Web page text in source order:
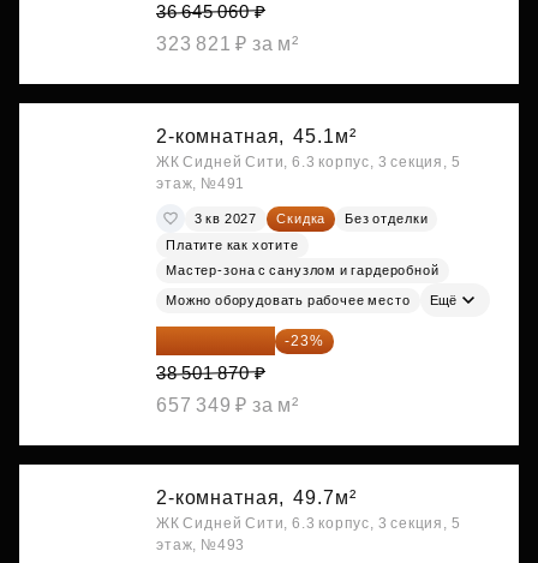
36 645 060 ₽
323 821 ₽ за м²
2-комнатная, 45.1м²
ЖК Сидней Сити, 6.3 корпус, 3 секция, 5
этаж, №491
3 кв 2027 Скидка
Без отделки
Платите как хотите
Мастер-зона с санузлом и гардеробной
Можно оборудовать рабочее место Ещё
29 646 440 ₽ -23%
38 501 870 ₽
657 349 ₽ за м²
2-комнатная, 49.7м²
ЖК Сидней Сити, 6.3 корпус, 3 секция, 5
этаж, №493